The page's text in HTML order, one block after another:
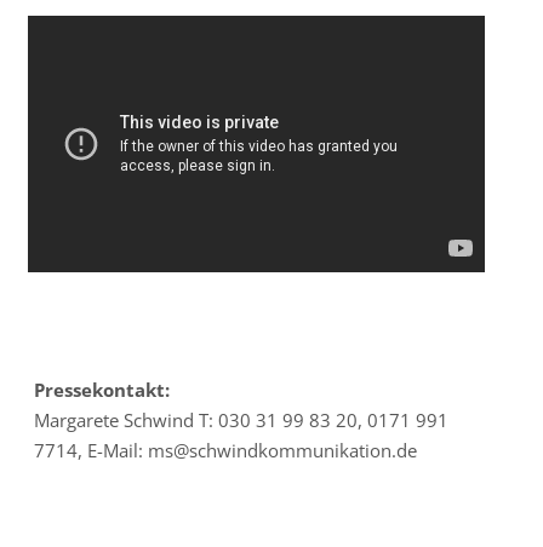
Pressekontakt:
Margarete Schwind T: 030 31 99 83 20, 0171 991
7714, E-Mail: ms@schwindkommunikation.de